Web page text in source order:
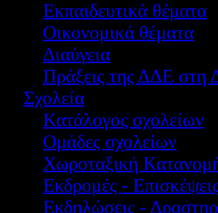
Εκπαιδευτικά θέματα
Οικονομικά θέματα
Διαύγεια
Πράξεις της ΔΔΕ στη
Σχολεία
Κατάλογος σχολείων
Ομάδες σχολείων
Χωροταξική
Εκδρομές -
Εκδηλώσεις -